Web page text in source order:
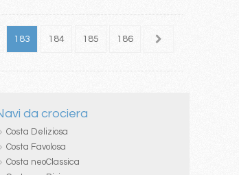
183 184 185 186 187
da crociera
Costa Deliziosa
Costa Favolosa
Costa neoClassica